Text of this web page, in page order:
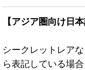
【アジア圏向け日
シークレットレア
ら表記している場